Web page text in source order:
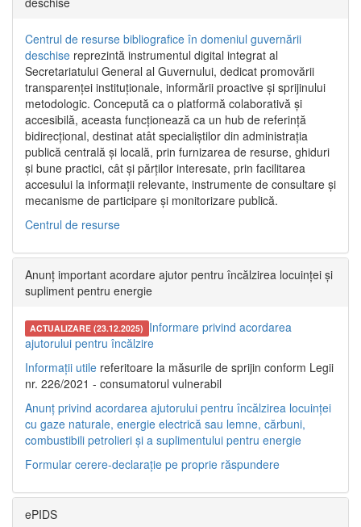
Centrul de resurse bibliografice în domeniul guvernării
deschise reprezintă instrumentul digital integrat al
Secretariatului General al Guvernului, dedicat promovării
transparenței instituționale, informării proactive și sprijinului
metodologic. Concepută ca o platformă colaborativă și
accesibilă, aceasta funcționează ca un hub de referință
bidirecțional, destinat atât specialiștilor din administrația
publică centrală și locală, prin furnizarea de resurse, ghiduri
și bune practici, cât și părților interesate, prin facilitarea
accesului la informații relevante, instrumente de consultare și
mecanisme de participare și monitorizare publică.
Centrul de resurse
Anunț important acordare ajutor pentru încălzirea locuinței și
supliment pentru energie
ACTUALIZARE (23.12.2025) Informare privind acordarea
ajutorului pentru încălzire
Informații utile referitoare la măsurile de sprijin conform Legii
nr. 226/2021 - consumatorul vulnerabil
Anunț privind acordarea ajutorului pentru încălzirea locuinței
cu gaze naturale, energie electrică sau lemne, cărbuni,
combustibili petrolieri și a suplimentului pentru energie
Formular cerere-declarație pe proprie răspundere
ePIDS